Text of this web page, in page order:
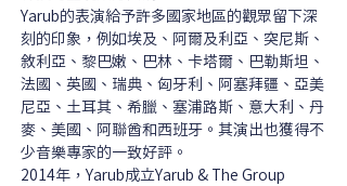
Yarub的表演給予許多國家地區的觀眾留下深
刻的印象，例如埃及、阿爾及利亞、突尼斯、
敘利亞、黎巴嫩、巴林、卡塔爾、巴勒斯坦、
法國、英國、瑞典、匈牙利、阿塞拜疆、亞美
尼亞、土耳其、希臘、塞浦路斯、意大利、丹
麥、美國、阿聯酋和西班牙。其演出也獲得不
少音樂專家的一致好評。
2014年，Yarub成立Yarub & The Group